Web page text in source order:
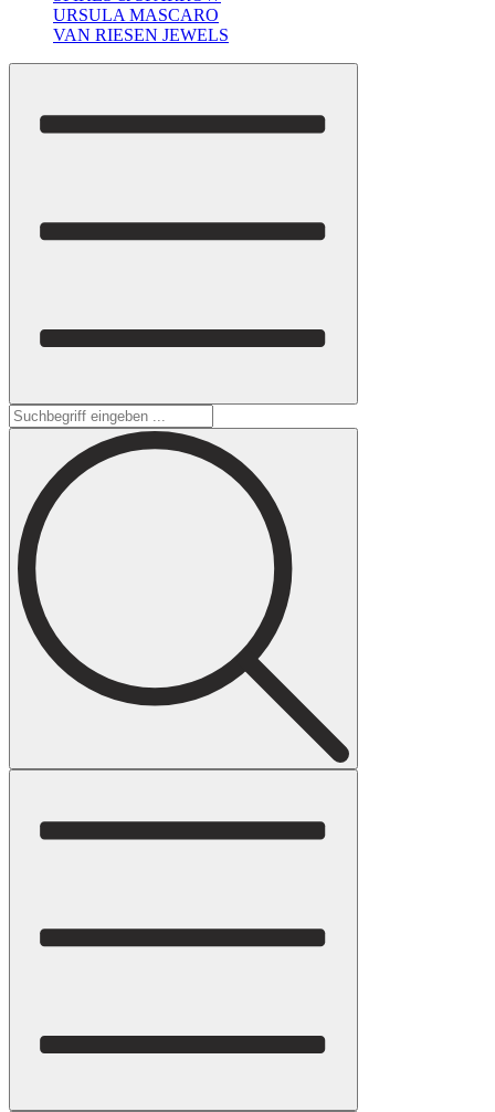
URSULA MASCARO
VAN RIESEN JEWELS